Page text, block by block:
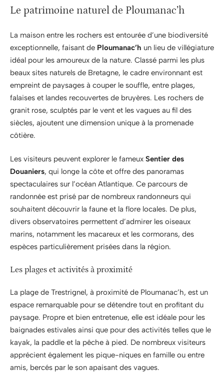
Le patrimoine naturel de Ploumanac’h
La maison entre les rochers est entourée d’une biodiversité
exceptionnelle, faisant de Ploumanac’h un lieu de villégiature
idéal pour les amoureux de la nature. Classé parmi les plus
beaux sites naturels de Bretagne, le cadre environnant est
empreint de paysages à couper le souffle, entre plages,
falaises et landes recouvertes de bruyères. Les rochers de
granit rose, sculptés par le vent et les vagues au fil des
siècles, ajoutent une dimension unique à la promenade
côtière.
Les visiteurs peuvent explorer le fameux Sentier des
Douaniers, qui longe la côte et offre des panoramas
spectaculaires sur l’océan Atlantique. Ce parcours de
randonnée est prisé par de nombreux randonneurs qui
souhaitent découvrir la faune et la flore locales. De plus,
divers observatoires permettent d’admirer les oiseaux
marins, notamment les macareux et les cormorans, des
espèces particulièrement prisées dans la région.
Les plages et activités à proximité
La plage de Trestrignel, à proximité de Ploumanac’h, est un
espace remarquable pour se détendre tout en profitant du
paysage. Propre et bien entretenue, elle est idéale pour les
baignades estivales ainsi que pour des activités telles que le
kayak, la paddle et la pêche à pied. De nombreux visiteurs
apprécient également les pique-niques en famille ou entre
amis, bercés par le son apaisant des vagues.